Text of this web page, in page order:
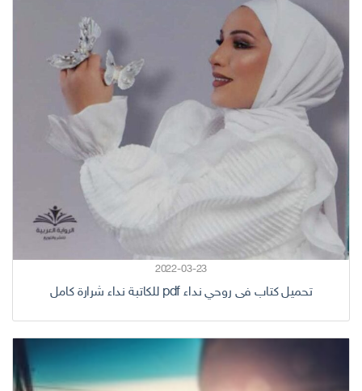
2022-03-23
تحميل كتاب فى روحي نداء pdf للكاتبة نداء شرارة كامل